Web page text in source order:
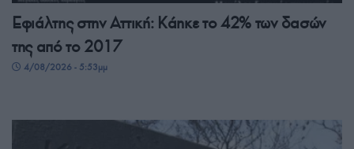
Εφιάλτης στην Αττική: Κάηκε το 42% των δασών
της από το 2017
4/08/2026 - 5:53μμ